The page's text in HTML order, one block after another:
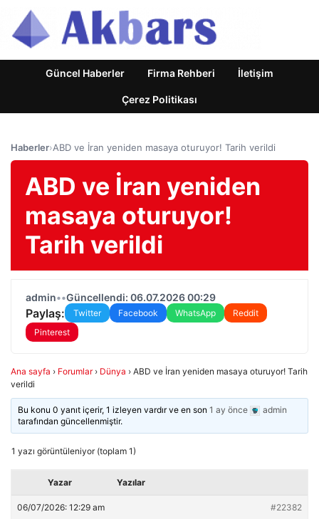
Güncel Haberler Firma Rehberi İletişim
Çerez Politikası
Haberler›ABD ve İran yeniden masaya oturuyor! Tarih verildi
ABD ve İran yeniden
masaya oturuyor!
Tarih verildi
admin••Güncellendi: 06.07.2026 00:29
Paylaş: Twitter Facebook WhatsApp
Reddit
Pinterest
Ana sayfa › Forumlar › Dünya › ABD ve İran yeniden masaya oturuyor! Tarih
verildi
Bu konu 0 yanıt içerir, 1 izleyen vardır ve en son1 ay önce
admin
tarafından güncellenmiştir.
1 yazı görüntüleniyor (toplam 1)
Yazar Yazılar
06/07/2026: 12:29 am #22382